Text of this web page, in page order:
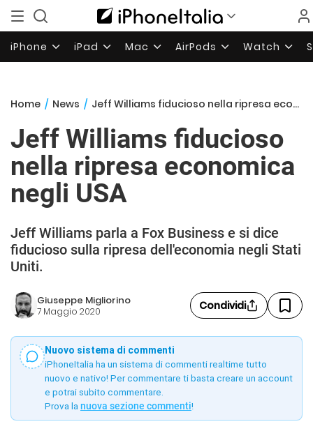
iPhone iPad Mac AirPods Watch
Home / News / Jeff Williams fiducioso nella ripresa economica negli USA
Jeff Williams fiducioso
nella ripresa economica
negli USA
Jeff Williams parla a Fox Business e si dice
fiducioso sulla ripresa dell'economia negli Stati
Uniti.
Giuseppe Migliorino
7 Maggio 2020 Condividi
Nuovo sistema di commenti
iPhoneItalia ha un sistema di commenti realtime tutto
nuovo e nativo! Per commentare ti basta creare un account
e potrai subito commentare.
Prova la nuova sezione commenti!